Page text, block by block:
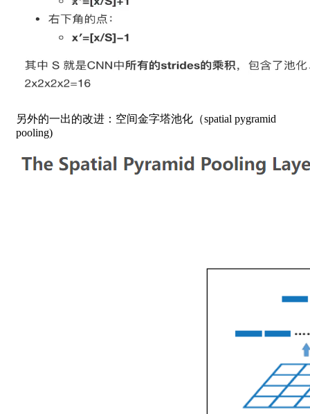
另外的一出的改进：空间金字塔池化（spatial pygramid
pooling)